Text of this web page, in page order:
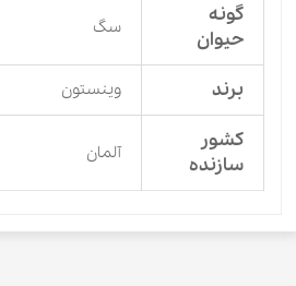
گونه
حیوان
سگ
برند وینستون
کشور
سازنده
آلمان